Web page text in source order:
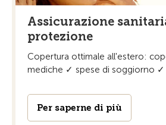
Assicurazione
protezione
Copertura ottimale all'estero:
mediche ✓ spese di soggiorno ✓
Per saperne di più